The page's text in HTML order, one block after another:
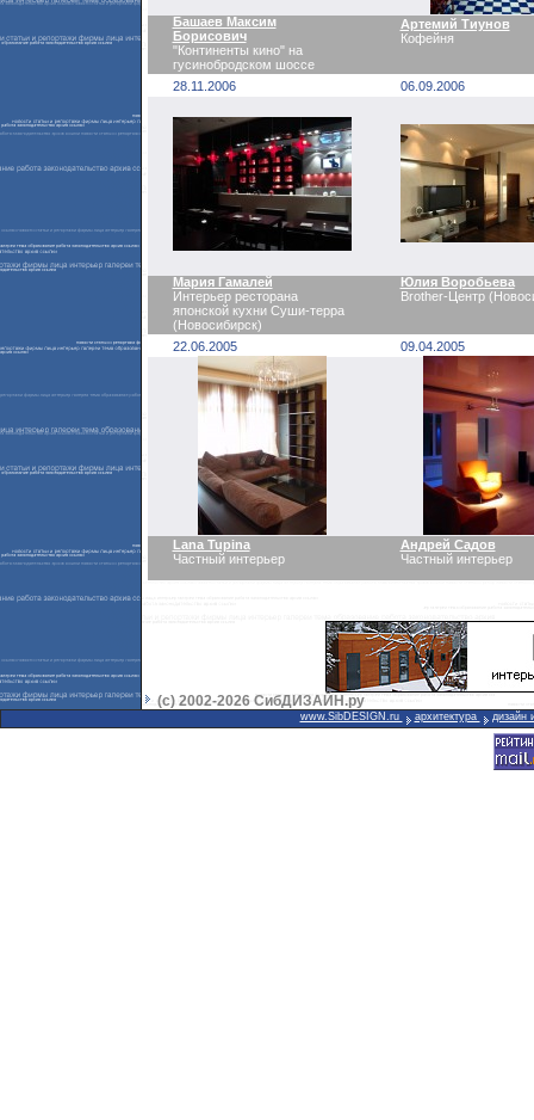
Башаев Максим
Борисович
"Континенты кино" на
гусинобродском шоссе
Артемий Тиунов
Кофейня
28.11.2006
Мария Гамалей
Интерьер ресторана
японской кухни Суши-терра
(Новосибирск)
06.09.2006
Юлия Воробьева
Brother-Центр
22.06.2005
Lana Tupina
Частный интерьер
09.04.2005
Андрей Садов
Частный интерьер
(с) 2002-2026 СибДИЗАЙН.ру
www.SibDESIGN.ru архитектура дизайн